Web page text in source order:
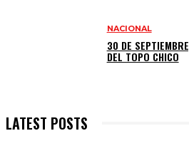
NACIONAL
30 DE
DEL TOPO CHICO
LATEST POSTS